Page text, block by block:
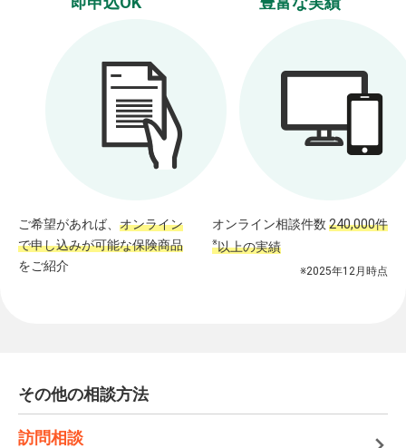
ご希望があれば、 オンライン
で申し込みが可能な保険商品
をご紹介
オンライン相談件数 240,000件
※以上の実績
※2025年12月時点
その他の相談方法
訪問相談